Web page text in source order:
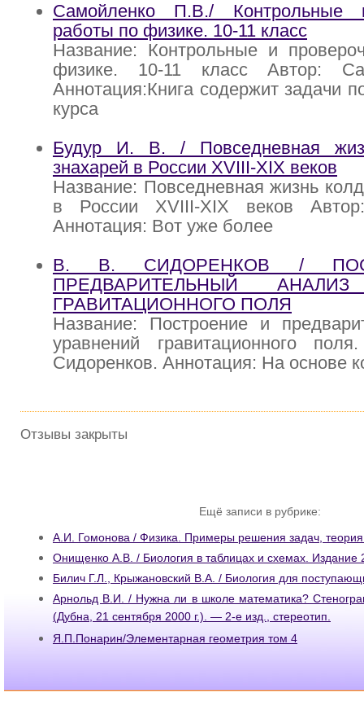
Самойленко П.В./ Контрольные
работы по физике. 10-11 класс
Название: Контрольные и
физике. 10-11 класс Автор:
Аннотация:Книга содержит задачи
курса
Будур И. В. / Повседневная
знахарей в России XVIII-XIX веков
Название: Повседневная жизнь
в России XVIII-XIX веков
Аннотация: Вот уже более
В. В. СИДОРЕНКОВ /
ПРЕДВАРИТЕЛЬНЫЙ
ГРАВИТАЦИОННОГО ПОЛЯ
Название: Построение и
уравнений гравитационного
Сидоренков. Аннотация: На основе
Отзывы закрыты
Ещё записи в рубрике:
А.И. Гомонова / Физика. Примеры решения задач,
Онищенко А.В. / Биология в таблицах и схемах. Издание
Билич Г.Л., Крыжановский В.А. / Биология для
Арнольд В.И. / Нужна ли в школе математика?
(Дубна, 21 сентября 2000 г.). — 2-е изд., стереотип.
Я.П.Понарин/Элементарная геометрия том 4